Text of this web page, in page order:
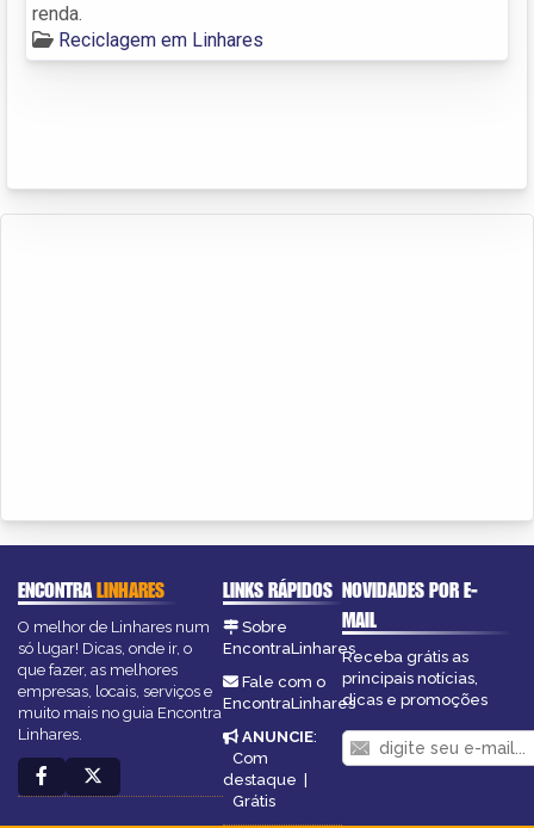
renda.
Reciclagem em Linhares
ENCONTRALINHARES
O melhor de Linhares num
só lugar! Dicas, onde ir, o
que fazer, as melhores
empresas, locais, serviços e
muito mais no guia Encontra
Linhares.
LINKS RÁPIDOS
Sobre
EncontraLinhares
Fale com o
EncontraLinhares
ANUNCIE:
Com
destaque |
Grátis
NOVIDADES POR E-
MAIL
Receba grátis as
principais notícias,
dicas e promoções